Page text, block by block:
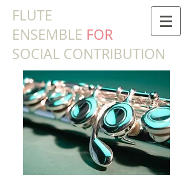
​FLUTE
ENSEMBLE FOR
SOCIAL CONTRIBUTION